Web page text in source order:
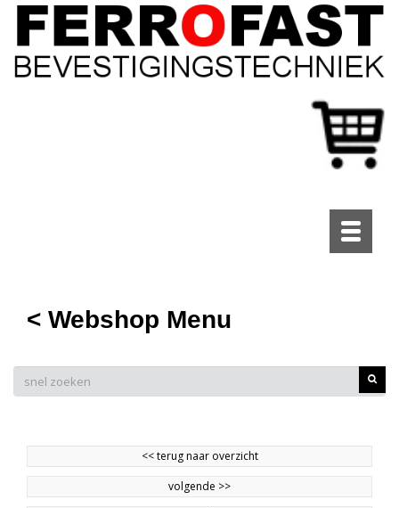
Toggle
< Webshop Menu
<<terug naar overzicht
volgende >>